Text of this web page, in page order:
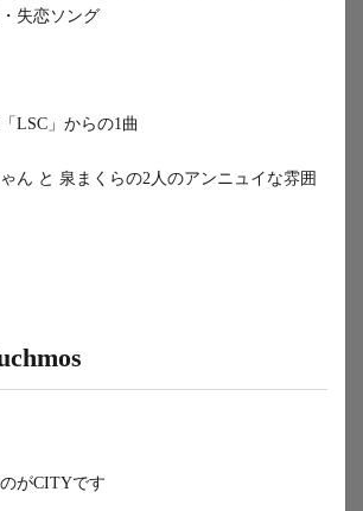
失恋ソング
LSC」からの1曲
ん と 泉まくらの2人のアンニュイな雰囲
がCITYです